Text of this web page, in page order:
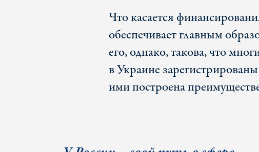
Что касается
обеспечивает главным
его, однако, такова, что
в Украине
ими построена